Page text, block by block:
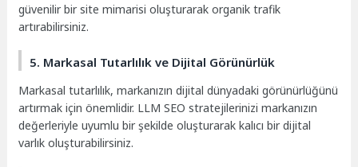
güvenilir bir site mimarisi oluşturarak organik trafik
artırabilirsiniz.
5. Markasal Tutarlılık ve Dijital Görünürlük
Markasal tutarlılık, markanızın dijital dünyadaki görünürlüğünü
artırmak için önemlidir. LLM SEO stratejilerinizi markanızın
değerleriyle uyumlu bir şekilde oluşturarak kalıcı bir dijital
varlık oluşturabilirsiniz.